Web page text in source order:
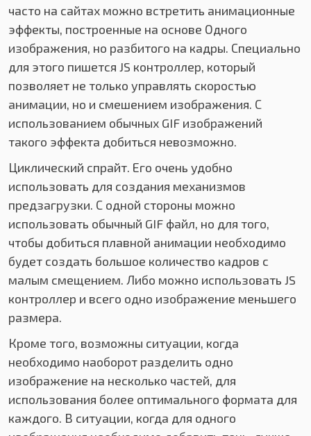
часто на сайтах можно встретить анимационные
эффекты, построенные на основе Одного
изображения, но разбитого на кадры. Специально
для этого пишется JS контроллер, который
позволяет не только управлять скоростью
анимации, но и смешением изображения. С
использованием обычных GIF изображений
такого эффекта добиться невозможно.
Циклический спрайт. Его очень удобно
использовать для создания механизмов
предзагрузки. С одной стороны можно
использовать обычный GIF файл, но для того,
чтобы добиться плавной анимации необходимо
будет создать большое количество кадров с
малым смещением. Либо можно использовать JS
контроллер и всего одно изображение меньшего
размера.
Кроме того, возможны ситуации, когда
необходимо наоборот разделить одно
изображение на несколько частей, для
использования более оптимального формата для
каждого. В ситуации, когда для одного